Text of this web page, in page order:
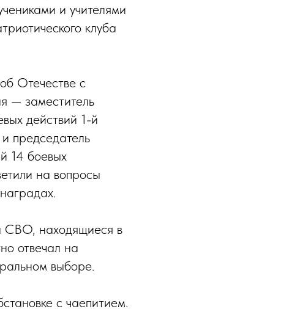
и учителями
клуба
Отечестве с
— заместитель
действий 1-й
и председатель
14 боевых
на вопросы
СВО, находящиеся в
отвечал на
выборе.
с чаепитием.